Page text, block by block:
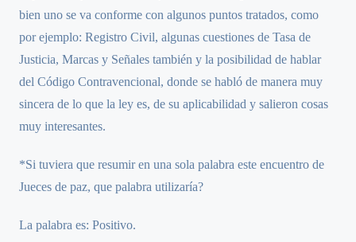
bien uno se va conforme con algunos puntos tratados, como
por ejemplo: Registro Civil, algunas cuestiones de Tasa de
Justicia, Marcas y Señales también y la posibilidad de hablar
del Código Contravencional, donde se habló de manera muy
sincera de lo que la ley es, de su aplicabilidad y salieron cosas
muy interesantes.
*Si tuviera que resumir en una sola palabra este encuentro de
Jueces de paz, que palabra utilizaría?
La palabra es: Positivo.